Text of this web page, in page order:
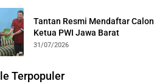
Tantan Resmi Mendaftar Calon
Ketua PWI Jawa Barat
31/07/2026
Terpopuler